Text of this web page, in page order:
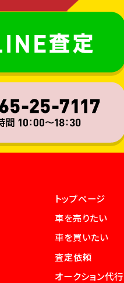
トップページ
車を売りたい
車を買いたい
査定依頼
オークション代行